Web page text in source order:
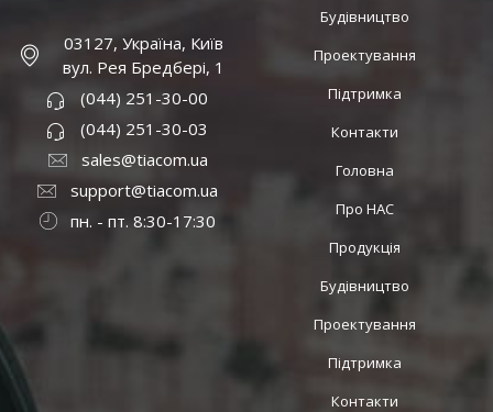
03127, Україна, Київ
вул. Рея Бредбері, 1
(044) 251-30-00
(044) 251-30-03
sales@tiacom.ua
support@tiacom.ua
пн. - пт. 8:30-17:30
Будівництво
Проектування
Підтримка
Контакти
Головна
Про НАС
Продукція
Будівництво
Проектування
Підтримка
Контакти